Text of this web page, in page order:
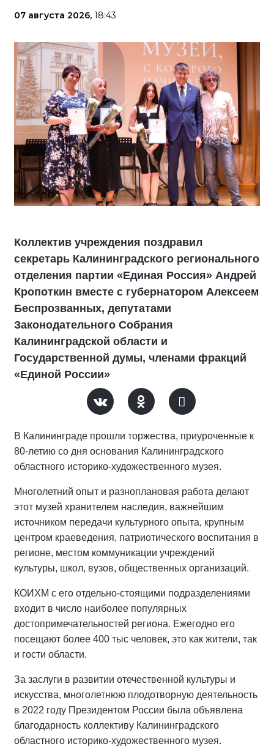
07 августа 2026, 18:43
Коллектив учреждения поздравил
секретарь Калининградского регионального
отделения партии «Единая Россия» Андрей
Кропоткин вместе с губернатором Алексеем
Беспрозванных, депутатами
Законодательного Собрания
Калининградской области и
Государственной думы, членами фракций
«Единой России»
В Калининграде прошли торжества, приуроченные к
80-летию со дня основания Калининградского
областного историко-художественного музея.
Многолетний опыт и разноплановая работа делают
этот музей хранителем наследия, важнейшим
источником передачи культурного опыта, крупным
центром краеведения, патриотического воспитания в
регионе, местом коммуникации учреждений
культуры, школ, вузов, общественных организаций.
КОИХМ с его отдельно-стоящими подразделениями
входит в число наиболее популярных
достопримечательностей региона. Ежегодно его
посещают более 400 тыс человек, это как жители, так
и гости области.
За заслуги в развитии отечественной культуры и
искусства, многолетнюю плодотворную деятельность
в 2022 году Президентом России была объявлена
благодарность коллективу Калининградского
областного историко-художественного музея.